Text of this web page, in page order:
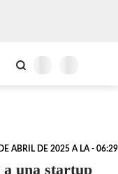
ABRIL DE 2025 A LA - 06:29
a una startup